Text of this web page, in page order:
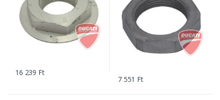
16 239 Ft
7 551 Ft